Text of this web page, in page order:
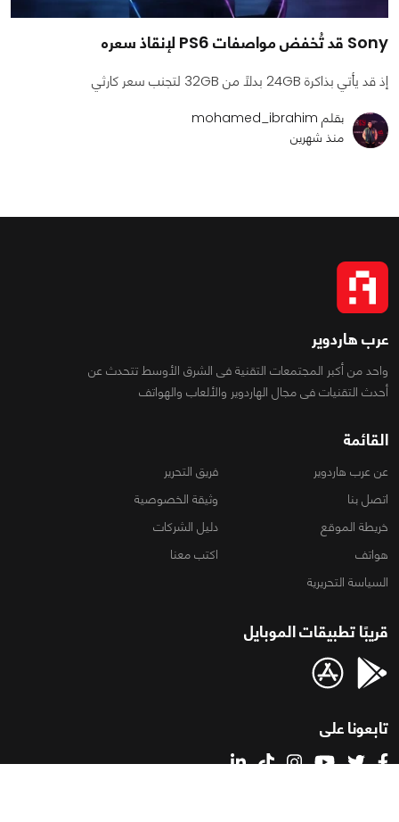
Sony قد تُخفض مواصفات PS6 لإنقاذ سعره
إذ قد يأتي بذاكرة 24GB بدلًا من 32GB لتجنب سعر كارثي
بقلم mohamed_ibrahim
منذ شهرين
عرب هاردوير
واحد من أكبر المجتمعات التقنية فى الشرق الأوسط تتحدث عن
أحدث التقنيات فى مجال الهاردوير والألعاب والهواتف
القائمة
عن عرب هاردوير
فريق التحرير
اتصل بنا
وثيقة الخصوصية
خريطة الموقع
دليل الشركات
هواتف
اكتب معنا
السياسة التحريرية
قريبًا تطبيقات الموبايل
تابعونا على